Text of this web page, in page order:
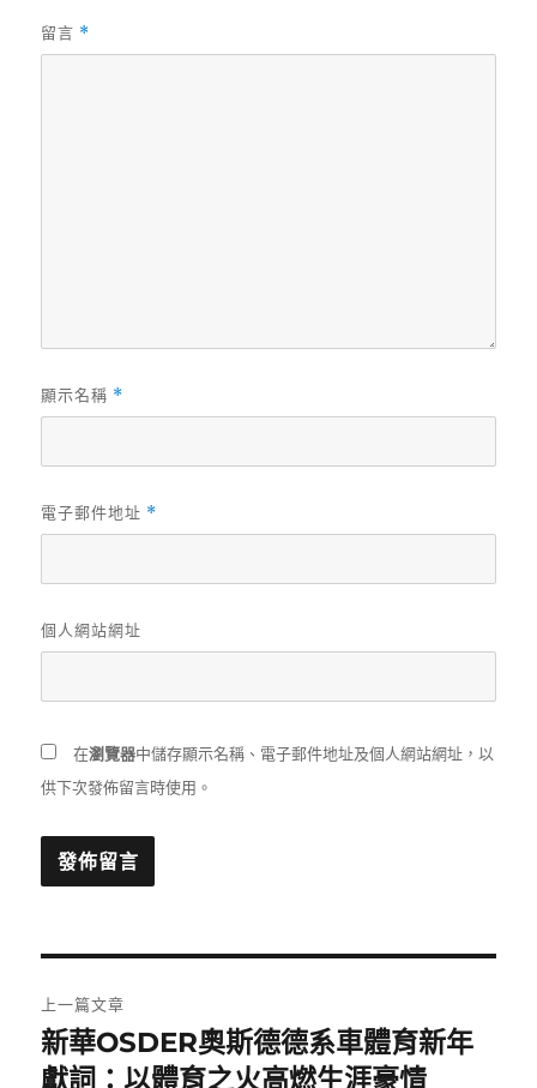
留言 *
顯示名稱 *
電子郵件地址 *
個人網站網址
在瀏覽器中儲存顯示名稱、電子郵件地址及個人網站網址，以
供下次發佈留言時使用。
章
上一篇文章
上
一
新華OSDER奧斯德德系車體育新年
獻詞：以體育之火高燃生涯豪情